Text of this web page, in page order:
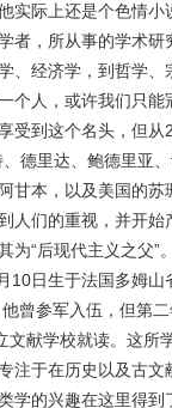
实际上还是个色情
者，所从事的学术
、经济学，到哲学、
个人，或许我们只能
受到这个名头，但从
德里达、鲍德里亚
甘本，以及美国的苏
人们的重视，并开始
为“后现代主义之父”。
10日生于法国多姆山
曾参军入伍，但第
文献学校就读。这所
注于在历史以及古文
学的兴趣在这里得